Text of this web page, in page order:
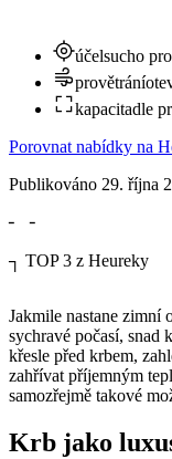
účelsucho
provětrání
kapacitadle
Porovnat nabídky na
Publikováno 29. října
╴
╶
┐ TOP 3 z Heureky
Jakmile nastane zimní
sychravé počasí, snad
křesle před krbem,
zahřívat příjemným
samozřejmě takové
Krb jako